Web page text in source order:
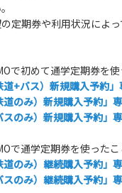
定期券や利用状況によ
で初めて通学定期券を使
道+バス）新規購入予約
道のみ）新規購入予約」
スのみ）新規購入予約」
で通学定期券を使ったこ
道のみ）継続購入予約」
スのみ）継続購入予約」